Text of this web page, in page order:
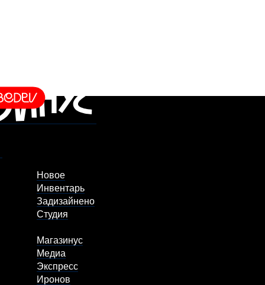
Новое
Инвентарь
Задизайнено
Студия
Магазинус
Медиа
Экспресс
Иронов